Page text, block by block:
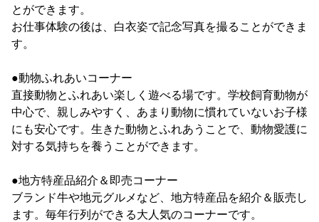
とができます。
お仕事体験の後は、白衣姿で記念写真を撮ることができま
す。
●動物ふれあいコーナー
直接動物とふれあい楽しく遊べる場です。学校飼育動物が
中心で、親しみやすく、あまり動物に慣れていないお子様
にも安心です。生きた動物とふれあうことで、動物愛護に
対する気持ちを養うことができます。
●地方特産品紹介＆即売コーナー
ブランド牛や地元グルメなど、地方特産品を紹介＆販売し
ます。毎年行列ができる大人気のコーナーです。